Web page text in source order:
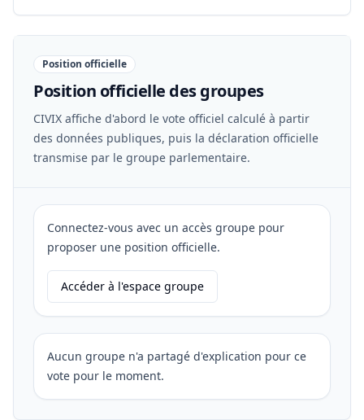
Position officielle
Position officielle des groupes
CIVIX affiche d'abord le vote officiel calculé à partir
des données publiques, puis la déclaration officielle
transmise par le groupe parlementaire.
Connectez-vous avec un accès groupe pour
proposer une position officielle.
Accéder à l'espace groupe
Aucun groupe n'a partagé d'explication pour ce
vote pour le moment.